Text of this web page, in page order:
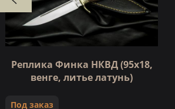
Реплика Финка НКВД (95х18,
венге, литье латунь)
Под заказ